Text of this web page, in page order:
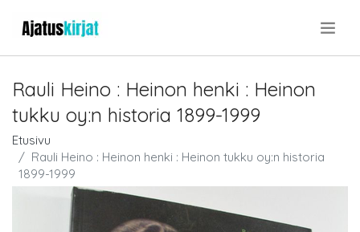
Rauli Heino : Heinon henki : Heinon
tukku oy:n historia 1899-1999
Etusivu
Rauli Heino : Heinon henki : Heinon tukku oy:n historia
1899-1999